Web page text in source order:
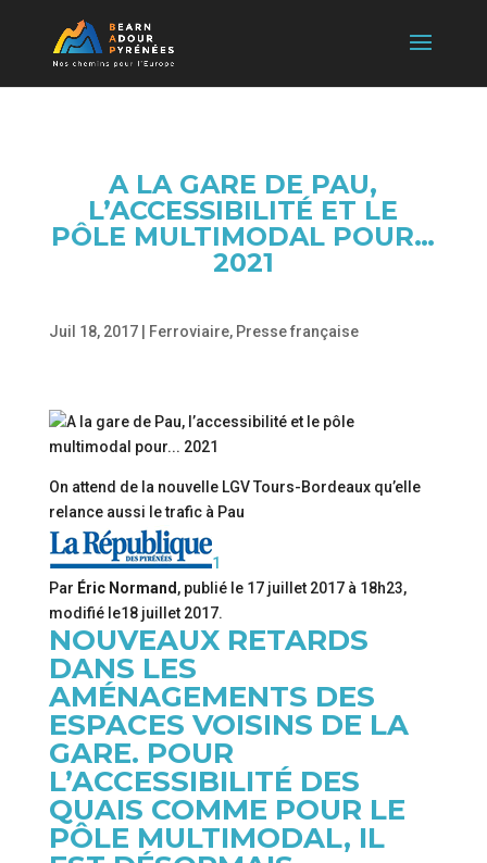
A LA GARE DE PAU,
L’ACCESSIBILITÉ ET LE
PÔLE MULTIMODAL POUR…
2021
Juil 18, 2017| Ferroviaire, Presse française
On attend de la nouvelle LGV Tours-Bordeaux qu’elle
relance aussi le trafic à Pau
1
Par Éric Normand , publié le 17 juillet 2017 à 18h23,
modifié le18 juillet 2017.
NOUVEAUX RETARDS
DANS LES
AMÉNAGEMENTS DES
ESPACES VOISINS DE LA
GARE. POUR
L’ACCESSIBILITÉ DES
QUAIS COMME POUR LE
PÔLE MULTIMODAL, IL